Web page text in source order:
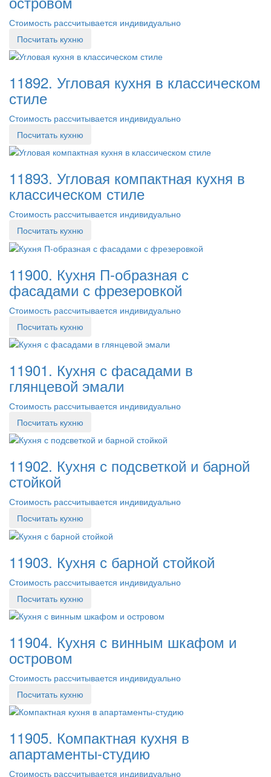
Стоимость рассчитывается индивидуально
Посчитать кухню
11892. Угловая кухня в классическом
стиле
Стоимость рассчитывается индивидуально
Посчитать кухню
11893. Угловая компактная кухня в
классическом стиле
Стоимость рассчитывается индивидуально
Посчитать кухню
11900. Кухня П-образная с
фасадами с фрезеровкой
Стоимость рассчитывается индивидуально
Посчитать кухню
11901. Кухня с фасадами в
глянцевой эмали
Стоимость рассчитывается индивидуально
Посчитать кухню
11902. Кухня с подсветкой и барной
стойкой
Стоимость рассчитывается индивидуально
Посчитать кухню
11903. Кухня с барной стойкой
Стоимость рассчитывается индивидуально
Посчитать кухню
11904. Кухня с винным шкафом и
островом
Стоимость рассчитывается индивидуально
Посчитать кухню
11905. Компактная кухня в
апартаменты-студию
Стоимость рассчитывается индивидуально